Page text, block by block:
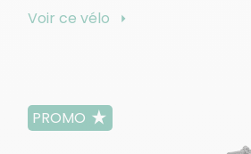
Voir ce vélo
PROMO